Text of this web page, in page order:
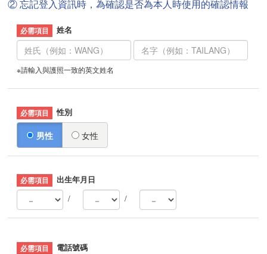
② 忘記登入資訊時，為確認是否為本人時使用的確認情報
姓名
※請輸入與護照一致的英文姓名
性別
男性 女性
出生年月日
/
/
電話號碼